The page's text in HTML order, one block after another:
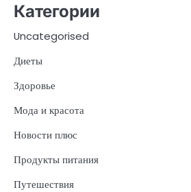
Категории
Uncategorised
Диеты
Здоровье
Мода и красота
Новости плюс
Продукты питания
Путешествия